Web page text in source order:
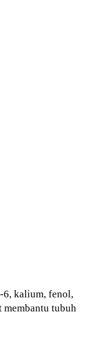
6, kalium, fenol,
membantu tubuh